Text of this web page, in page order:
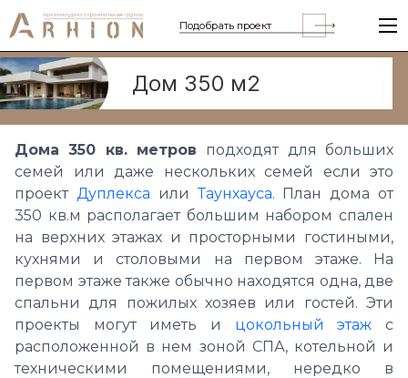
Подобрать проект
Дом 350 м2
Дома 350 кв. метров подходят для больших
семей или даже нескольких семей если это
проект Дуплекса илиТаунхауса. План дома от
350 кв.м располагает большим набором спален
на верхних этажах и просторными гостиными,
кухнями и столовыми на первом этаже. На
первом этаже также обычно находятся одна, две
спальни для пожилых хозяев или гостей. Эти
проекты могут иметь и цокольный этаж с
расположенной в нем зоной СПА, котельной и
техническими помещениями, нередко в